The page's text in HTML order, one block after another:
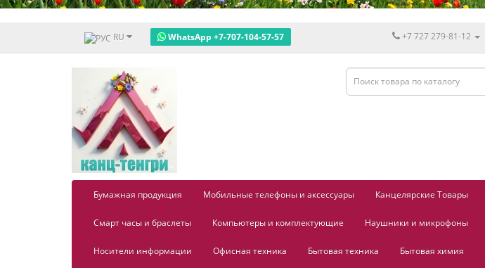
RU WhatsApp +7-707-104-57-57 +7 727 279-81-12
Бумажная продукция Мобильные телефоны и аксессуары Канцелярские Товары
Смарт часы и браслеты Компьютеры и комплектующие Наушники и микрофоны
Носители информации Офисная техника Бытовая техника Бытовая химия